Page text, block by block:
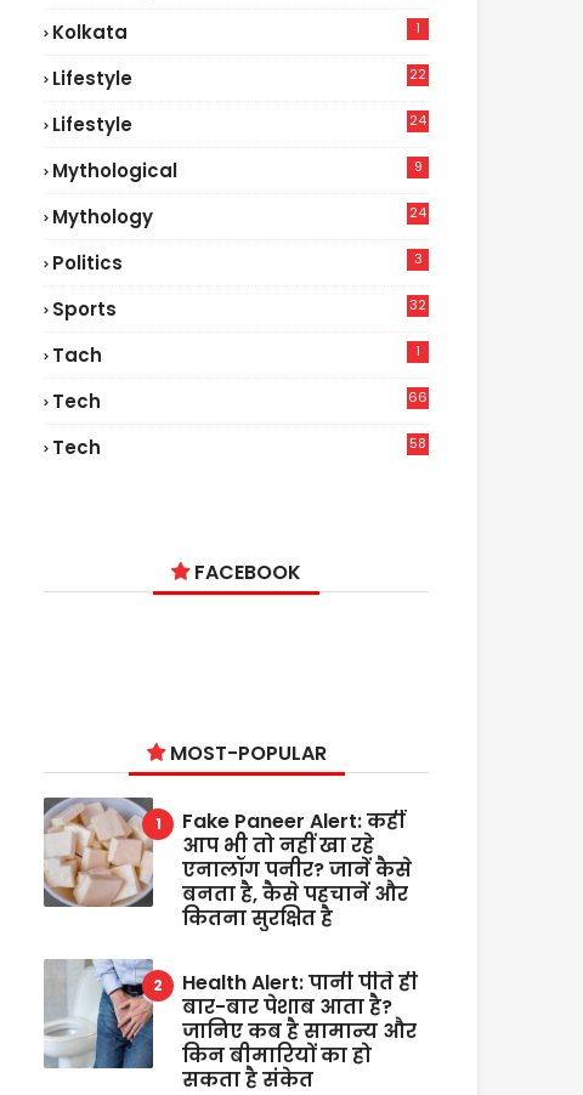
Kolkata 1
Lifestyle
22
Lifestyle
24
Mythological 9
Mythology 24
Politics 3
Sports 32
Tach 1
Tech
66
Tech
58
FACEBOOK
MOST-POPULAR
Fake Paneer Alert: कहीं
आप भी तो नहीं खा रहे
एनालॉग पनीर? जानें कैसे
बनता है, कैसे पहचानें और
कितना सुरक्षित है
Health Alert: पानी पीते ही
बार-बार पेशाब आता है?
जानिए कब है सामान्य और
किन बीमारियों का हो
सकता है संकेत